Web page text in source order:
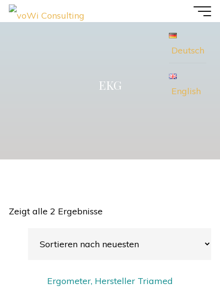
Zum
Inhalt
Deutsch
English
EKG
Zeigt alle 2 Ergebnisse
Ergometer, Hersteller Triamed